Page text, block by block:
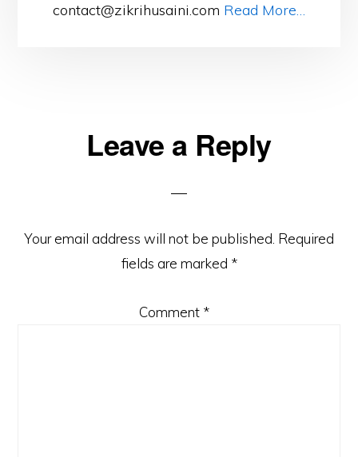
contact@zikrihusaini.com Read More…
ReaderLeave a Reply
Your email address will not be published. Required
fields are marked *
Comment *